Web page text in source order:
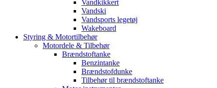
Vandkikkert
Vandski
Vandsports legetøj
Wakeboard
Styring & Motortilbehør
Motordele & Tilbehør
Brændstoftanke
Benzintanke
Brændstofdunke
Tilbehør til brændstoftanke